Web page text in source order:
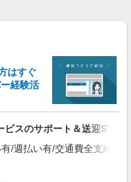
はすぐ
経験活
ビスのサポート＆送迎STAFF
/週払い有/交通費全支給(ガ